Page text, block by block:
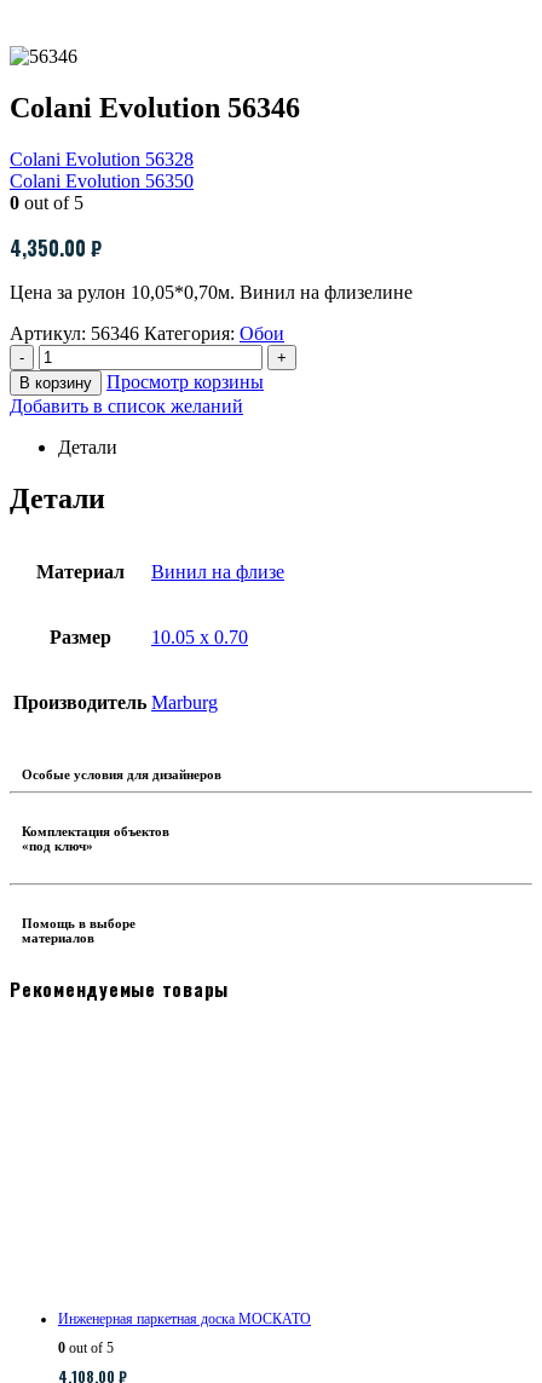
Colani Evolution 56346
Colani Evolution 56328
Colani Evolution 56350
0 out of 5
4,350.00 ₽
Цена за рулон 10,05*0,70м. Винил на флизелине
Артикул: 56346 Категория: Обои
-
+
В корзину
Просмотр корзины
Добавить в список желаний
Детали
Детали
Материал Винил на флизе
Размер 10.05 х 0.70
Производитель Marburg
Особые условия для дизайнеров
Комплектация объектов
«под ключ»
Помощь в выборе
материалов
Рекомендуемые товары
Инженерная паркетная доска МОСКАТО
0 out of 5
4,108.00 ₽